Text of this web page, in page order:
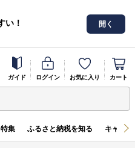
い！
開く
ガイド ログイン お気に入り カート
特集 ふるさと納税を知る キャン